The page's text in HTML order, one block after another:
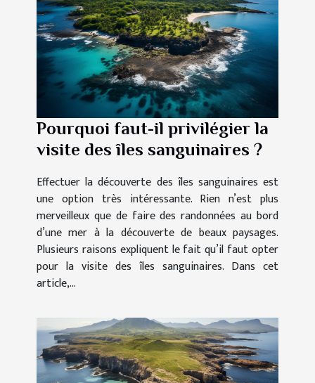
Pourquoi faut-il privilégier la
visite des îles sanguinaires ?
Effectuer la découverte des îles sanguinaires est
une option très intéressante. Rien n’est plus
merveilleux que de faire des randonnées au bord
d’une mer à la découverte de beaux paysages.
Plusieurs raisons expliquent le fait qu’il faut opter
pour la visite des îles sanguinaires. Dans cet
article,...